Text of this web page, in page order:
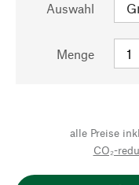
Auswahl
Menge
alle Preise
CO₂-